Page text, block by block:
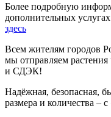
Более подробную
дополнительных
здесь
Всем жителям городов
мы отправляем
и СДЭК!
Надёжная, безопасная,
размера и количества –